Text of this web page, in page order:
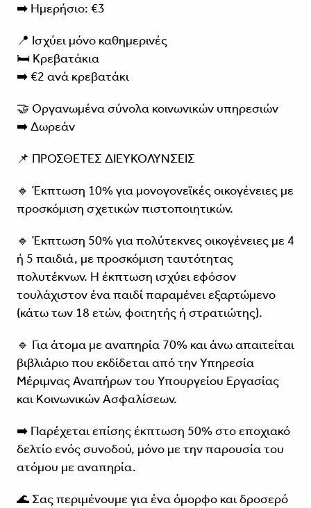
➡️ Ημερήσιο: €3
📍 Ισχύει μόνο καθημερινές
🛏️ Κρεβατάκια
➡️ €2 ανά κρεβατάκι
🤝 Οργανωμένα σύνολα κοινωνικών υπηρεσιών
➡️ Δωρεάν
📌 ΠΡΟΣΘΕΤΕΣ ΔΙΕΥΚΟΛΥΝΣΕΙΣ
🔹 Έκπτωση 10% για μονογονεϊκές οικογένειες με
προσκόμιση σχετικών πιστοποιητικών.
🔹 Έκπτωση 50% για πολύτεκνες οικογένειες με 4
ή 5 παιδιά, με προσκόμιση ταυτότητας
πολυτέκνων. Η έκπτωση ισχύει εφόσον
τουλάχιστον ένα παιδί παραμένει εξαρτώμενο
(κάτω των 18 ετών, φοιτητής ή στρατιώτης).
🔹 Για άτομα με αναπηρία 70% και άνω απαιτείται
βιβλιάριο που εκδίδεται από την Υπηρεσία
Μέριμνας Αναπήρων του Υπουργείου Εργασίας
και Κοινωνικών Ασφαλίσεων.
➡️ Παρέχεται επίσης έκπτωση 50% στο εποχιακό
δελτίο ενός συνοδού, μόνο με την παρουσία του
ατόμου με αναπηρία.
🌊 Σας περιμένουμε για ένα όμορφο και δροσερό